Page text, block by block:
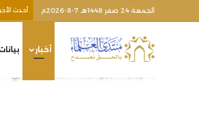
الجمعة 24 صفر 1448هـ 7-8-2026م أحدث
أخبار